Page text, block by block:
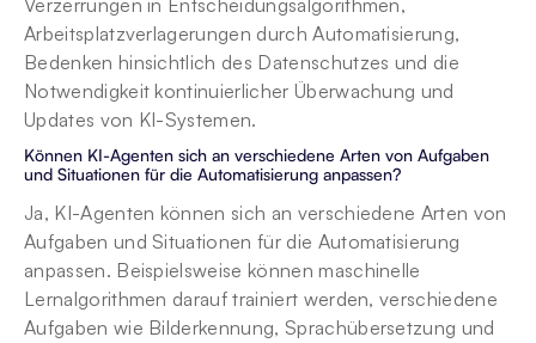
Verzerrungen in Entscheidungsalgorithmen,
Arbeitsplatzverlagerungen durch Automatisierung,
Bedenken hinsichtlich des Datenschutzes und die
Notwendigkeit kontinuierlicher Überwachung und
Updates von KI-Systemen.
Können KI-Agenten sich an verschiedene Arten von Aufgaben
und Situationen für die Automatisierung anpassen?
Ja, KI-Agenten können sich an verschiedene Arten von
Aufgaben und Situationen für die Automatisierung
anpassen. Beispielsweise können maschinelle
Lernalgorithmen darauf trainiert werden, verschiedene
Aufgaben wie Bilderkennung, Sprachübersetzung und